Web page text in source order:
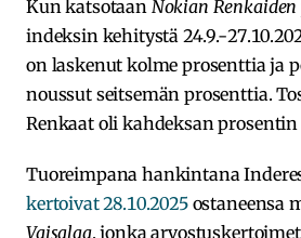
Kun katsotaan Nokian Renkaiden
indeksin kehitystä 24.9.-
on laskenut kolme prosenttia ja
noussut seitsemän prosenttia.
Renkaat oli kahdeksan prosentin
Tuoreimpana hankintana
kertoivat 28.10.2025ostaneensa
Vaisalaa, jonka